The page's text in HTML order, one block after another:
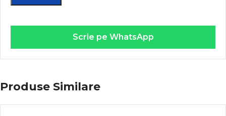
Scrie pe WhatsApp
Produse Similare